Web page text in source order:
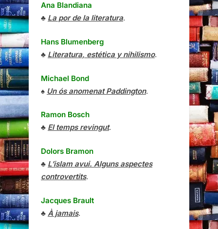
Ana Blandiana
♣ La por de la literatura.
Hans Blumenberg
♣ Literatura, estética y nihilismo.
Michael Bond
♠ Un ós anomenat Paddington.
Ramon Bosch
♣ El temps revingut.
Dolors Bramon
♣ L’islam avui. Alguns aspectes
controvertits.
Jacques Brault
♣ À jamais.